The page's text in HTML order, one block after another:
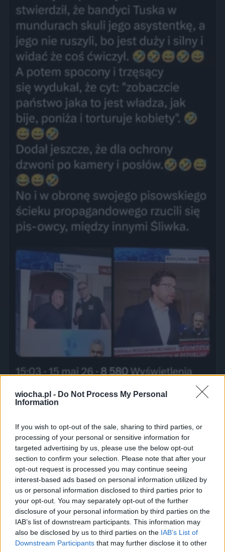
wiocha.pl - Do Not Process My Personal
Information
If you wish to opt-out of the sale, sharing to third parties, or
processing of your personal or sensitive information for
targeted advertising by us, please use the below opt-out
section to confirm your selection. Please note that after your
opt-out request is processed you may continue seeing
interest-based ads based on personal information utilized by
us or personal information disclosed to third parties prior to
your opt-out. You may separately opt-out of the further
disclosure of your personal information by third parties on the
IAB’s list of downstream participants. This information may
also be disclosed by us to third parties on the IAB’s List of
Downstream Participants that may further disclose it to other
Ojoj ojjj jacy oni biedni